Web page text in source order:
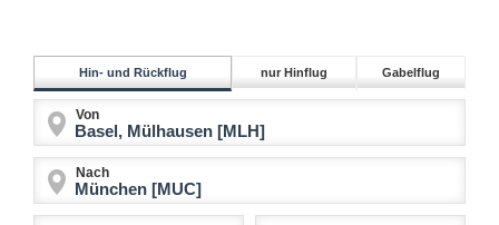
Hin- und Rückflug nur Hinflug Gabelflug
Von
Nach